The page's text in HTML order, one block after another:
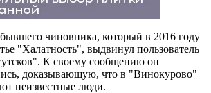
чиновника, который в 2016 году
"Халатность", выдвинул пользователь
К своему сообщению он
доказывающую, что в "Винокурово"
неизвестные люди.